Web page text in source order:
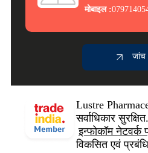
मोबाइल :
Lustre
सर्वाधिकार सुरक्षित.
इन्फोकॉम नेटवर्क
विकसित एवं